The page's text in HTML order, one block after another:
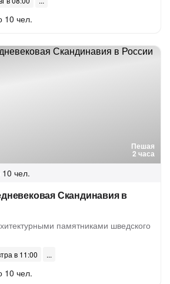
10 чел.
Пешая
2 часа
чел.
Скандинавия в
памятниками шведского
в 11:00
10 чел.